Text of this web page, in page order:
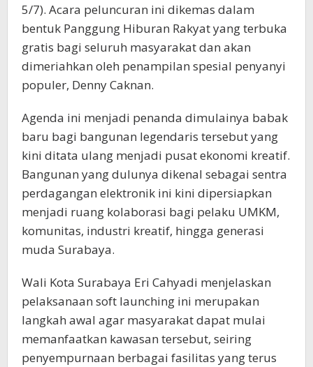
5/7). Acara peluncuran ini dikemas dalam
bentuk Panggung Hiburan Rakyat yang terbuka
gratis bagi seluruh masyarakat dan akan
dimeriahkan oleh penampilan spesial penyanyi
populer, Denny Caknan.
Agenda ini menjadi penanda dimulainya babak
baru bagi bangunan legendaris tersebut yang
kini ditata ulang menjadi pusat ekonomi kreatif.
Bangunan yang dulunya dikenal sebagai sentra
perdagangan elektronik ini kini dipersiapkan
menjadi ruang kolaborasi bagi pelaku UMKM,
komunitas, industri kreatif, hingga generasi
muda Surabaya.
Wali Kota Surabaya Eri Cahyadi menjelaskan
pelaksanaan soft launching ini merupakan
langkah awal agar masyarakat dapat mulai
memanfaatkan kawasan tersebut, seiring
penyempurnaan berbagai fasilitas yang terus